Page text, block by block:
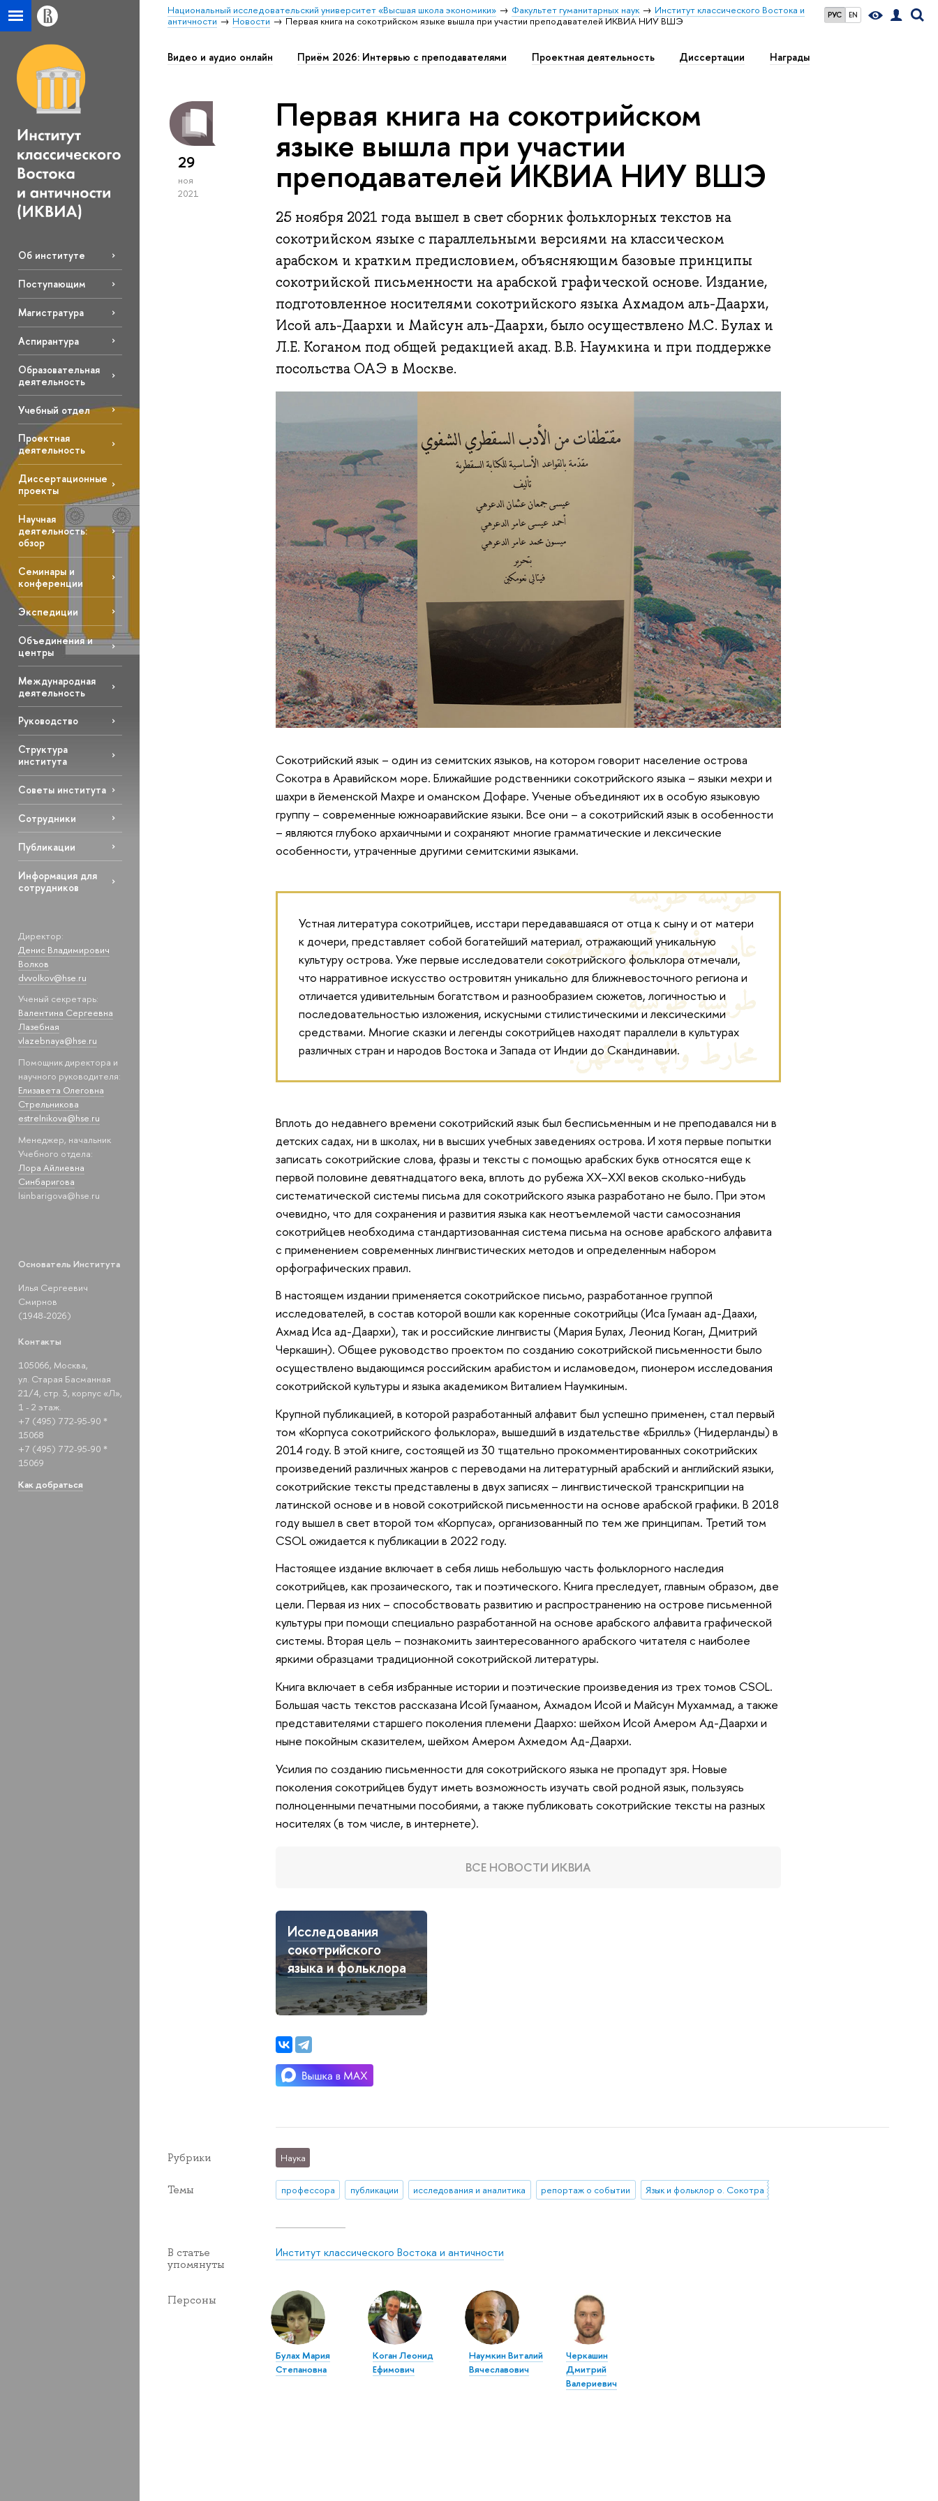
РУС EN
Национальный исследовательский университет «Высшая школа экономики» Факультет гуманитарных наук
Институт классического Востока и
античности
Новости Первая книга на сокотрийском языке вышла при участии преподавателей ИКВИА НИУ ВШЭ
Об институте
Поступающим
Магистратура
Аспирантура
Образовательная
деятельность
Учебный отдел
Проектная
деятельность
Диссертационные
проекты
Научная
деятельность:
обзор
Семинары и
конференции
Экспедиции
Объединения и
центры
Международная
деятельность
Руководство
Структура
института
Советы института
Сотрудники
Публикации
Информация для
сотрудников
Директор:
Денис Владимирович
Волков
dvvolkov@hse.ru
Ученый секретарь:
Валентина Сергеевна
Лазебная
vlazebnaya@hse.ru
Помощник директора и
научного руководителя:
Елизавета Олеговна
Стрельникова
estrelnikova@hse.ru
Менеджер, начальник
Учебного отдела:
Лора Айлиевна
Синбаригова
lsinbarigova@hse.ru
Основатель Института
Илья Сергеевич
Смирнов
(1948-2026)
Контакты
105066, Москва,
ул. Старая Басманная
21/4, стр. 3, корпус «Л»,
1 - 2 этаж.
+7 (495) 772-95-90 *
15068
+7 (495) 772-95-90 *
15069
Как добраться
Видео и аудио онлайн Приём 2026: Интервью с преподавателями Проектная деятельность Диссертации Награды
29
ноя
2021
Первая книга на сокотрийском
языке вышла при участии
преподавателей ИКВИА НИУ ВШЭ
25 ноября 2021 года вышел в свет сборник фольклорных текстов на
сокотрийском языке с параллельными версиями на классическом
арабском и кратким предисловием, объясняющим базовые принципы
сокотрийской письменности на арабской графической основе. Издание,
подготовленное носителями сокотрийского языка Ахмадом аль-Даархи,
Исой аль-Даархи и Майсун аль-Даархи, было осуществлено М.С. Булах и
Л.Е. Коганом под общей редакцией акад. В.В. Наумкина и при поддержке
посольства ОАЭ в Москве.
Сокотрийский язык – один из семитских языков, на котором говорит население острова
Сокотра в Аравийском море. Ближайшие родственники сокотрийского языка – языки мехри и
шахри в йеменской Махре и оманском Дофаре. Ученые объединяют их в особую языковую
группу – современные южноаравийские языки. Все они – а сокотрийский язык в особенности
– являются глубоко архаичными и сохраняют многие грамматические и лексические
особенности, утраченные другими семитскими языками.
Устная литература сокотрийцев, исстари передававшаяся от отца к сыну и от матери
к дочери, представляет собой богатейший материал, отражающий уникальную
культуру острова. Уже первые исследователи сокотрийского фольклора отмечали,
что нарративное искусство островитян уникально для ближневосточного региона и
отличается удивительным богатством и разнообразием сюжетов, логичностью и
последовательностью изложения, искусными стилистическими и лексическими
средствами. Многие сказки и легенды сокотрийцев находят параллели в культурах
различных стран и народов Востока и Запада от Индии до Скандинавии.
Вплоть до недавнего времени сокотрийский язык был бесписьменным и не преподавался ни в
детских садах, ни в школах, ни в высших учебных заведениях острова. И хотя первые попытки
записать сокотрийские слова, фразы и тексты с помощью арабских букв относятся еще к
первой половине девятнадцатого века, вплоть до рубежа XX–XXI веков сколько-нибудь
систематической системы письма для сокотрийского языка разработано не было. При этом
очевидно, что для сохранения и развития языка как неотъемлемой части самосознания
сокотрийцев необходима стандартизованная система письма на основе арабского алфавита
с применением современных лингвистических методов и определенным набором
орфографических правил.
В настоящем издании применяется сокотрийское письмо, разработанное группой
исследователей, в состав которой вошли как коренные сокотрийцы (Иса Гумаан ад-Даахи,
Ахмад Иса ад-Даархи), так и российские лингвисты (Мария Булах, Леонид Коган, Дмитрий
Черкашин). Общее руководство проектом по созданию сокотрийской письменности было
осуществлено выдающимся российским арабистом и исламоведом, пионером исследования
сокотрийской культуры и языка академиком Виталием Наумкиным.
Крупной публикацией, в которой разработанный алфавит был успешно применен, стал первый
том «Корпуса сокотрийского фольклора», вышедший в издательстве «Брилль» (Нидерланды) в
2014 году. В этой книге, состоящей из 30 тщательно прокомментированных сокотрийских
произведений различных жанров с переводами на литературный арабский и английский языки,
сокотрийские тексты представлены в двух записях – лингвистической транскрипции на
латинской основе и в новой сокотрийской письменности на основе арабской графики. В 2018
году вышел в свет второй том «Корпуса», организованный по тем же принципам. Третий том
CSOL ожидается к публикации в 2022 году.
Настоящее издание включает в себя лишь небольшую часть фольклорного наследия
сокотрийцев, как прозаического, так и поэтического. Книга преследует, главным образом, две
цели. Первая из них – способствовать развитию и распространению на острове письменной
культуры при помощи специально разработанной на основе арабского алфавита графической
системы. Вторая цель – познакомить заинтересованного арабского читателя с наиболее
яркими образцами традиционной сокотрийской литературы.
Книга включает в себя избранные истории и поэтические произведения из трех томов CSOL.
Большая часть текстов рассказана Исой Гумааном, Ахмадом Исой и Майсун Мухаммад, а также
представителями старшего поколения племени Даархо: шейхом Исой Амером Ад-Даархи и
ныне покойным сказителем, шейхом Амером Ахмедом Ад-Даархи.
Усилия по созданию письменности для сокотрийского языка не пропадут зря. Новые
поколения сокотрийцев будут иметь возможность изучать свой родной язык, пользуясь
полноценными печатными пособиями, а также публиковать сокотрийские тексты на разных
носителях (в том числе, в интернете).
ВСЕ НОВОСТИ ИКВИА
Исследования
сокотрийского
языка и фольклора
Рубрики Наука
Темы профессора публикации исследования и аналитика репортаж о событии Язык и фольклор о. Сокотра
В статье
упомянуты
Институт классического Востока и античности
Персоны
Булах Мария
Степановна
Коган Леонид
Ефимович
Наумкин Виталий
Вячеславович
Черкашин
Дмитрий
Валериевич